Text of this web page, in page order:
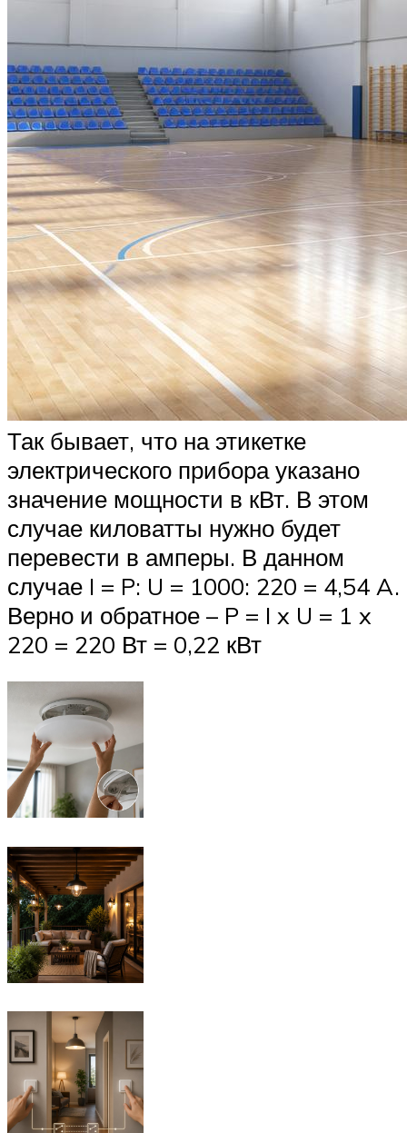
Так бывает, что на этикетке
электрического прибора указано
значение мощности в кВт. В этом
случае киловатты нужно будет
перевести в амперы. В данном
случае I = P: U = 1000: 220 = 4,54 A.
Верно и обратное – P = I x U = 1 x
220 = 220 Вт = 0,22 кВт